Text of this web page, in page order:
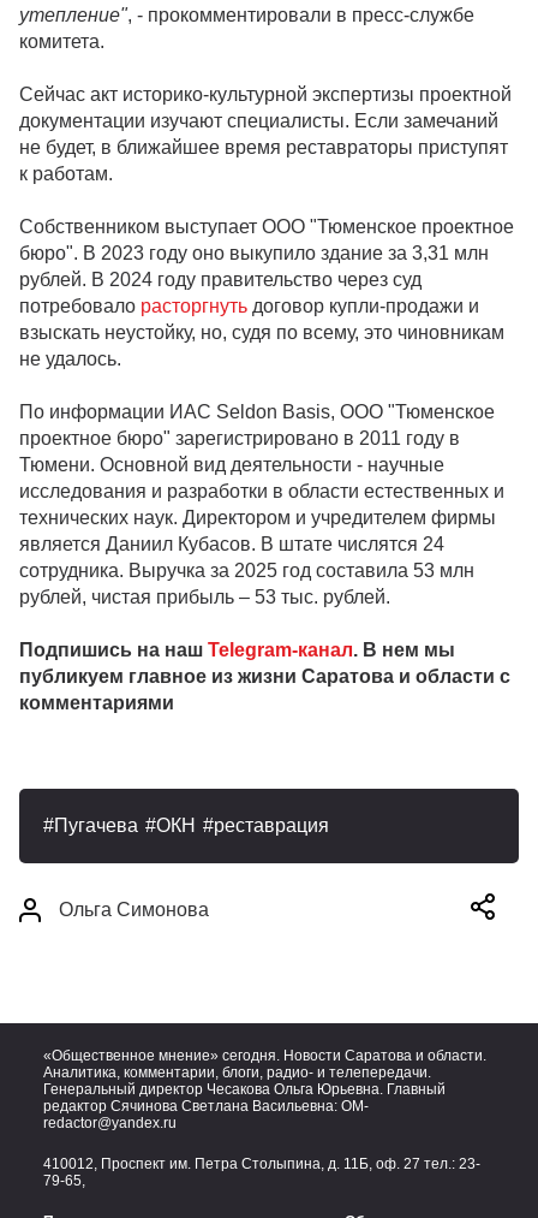
утепление", - прокомментировали в пресс-службе
комитета.
Сейчас акт историко-культурной экспертизы проектной
документации изучают специалисты. Если замечаний
не будет, в ближайшее время реставраторы приступят
к работам.
Собственником выступает ООО "Тюменское проектное
бюро". В 2023 году оно выкупило здание за 3,31 млн
рублей. В 2024 году правительство через суд
потребовало расторгнуть договор купли-продажи и
взыскать неустойку, но, судя по всему, это чиновникам
не удалось.
По информации ИАС Seldon Basis, ООО "Тюменское
проектное бюро" зарегистрировано в 2011 году в
Тюмени. Основной вид деятельности - научные
исследования и разработки в области естественных и
технических наук. Директором и учредителем фирмы
является Даниил Кубасов. В штате числятся 24
сотрудника. Выручка за 2025 год составила 53 млн
рублей, чистая прибыль – 53 тыс. рублей.
Подпишись на наш Telegram-канал. В нем мы
публикуем главное из жизни Саратова и области с
комментариями
Пугачева ОКН реставрация
Ольга Симонова
«Общественное мнение» сегодня. Новости Саратова и области.
Аналитика, комментарии, блоги, радио- и телепередачи.
Генеральный директор Чесакова Ольга Юрьевна. Главный
редактор Сячинова Светлана Васильевна: OM-
redactor@yandex.ru
410012, Проспект им. Петра Столыпина, д. 11Б, оф. 27 тел.: 23-
79-65,